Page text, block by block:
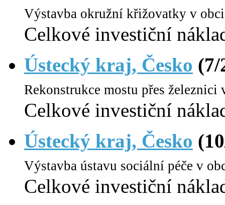
Výstavba okružní křižovatky v
Celkové investiční
Ústecký kraj, Česko (7/
Rekonstrukce mostu přes železnici
Celkové investiční
Ústecký kraj, Česko
Výstavba ústavu sociální péče v
Celkové investiční